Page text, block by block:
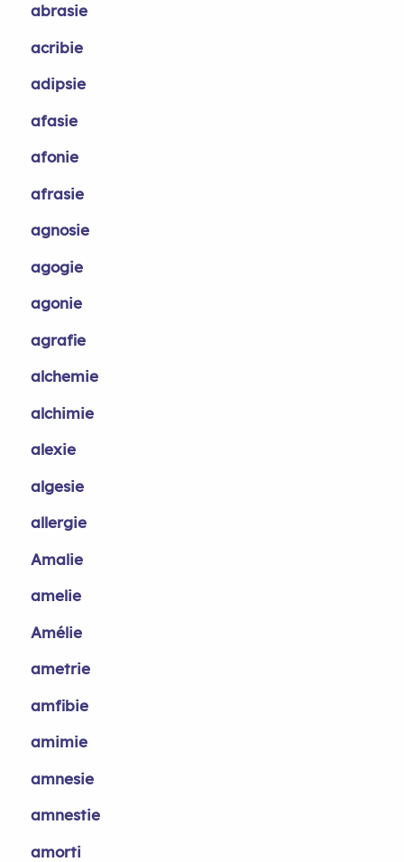
abrasie
acribie
adipsie
afasie
afonie
afrasie
agnosie
agogie
agonie
agrafie
alchemie
alchimie
alexie
algesie
allergie
Amalie
amelie
Amélie
ametrie
amfibie
amimie
amnesie
amnestie
amorti